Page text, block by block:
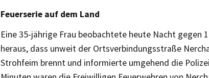
Feuerserie auf dem Land
Eine 35-jährige Frau beobachtete heute Nacht gegen
heraus, dass unweit der Ortsverbindungsstraße
Strohfeim brennt und informierte umgehend die